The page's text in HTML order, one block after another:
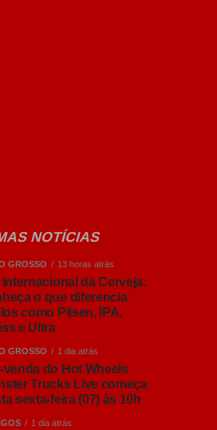
NOTÍCIAS
GROSSO 13 horas atrás
Internacional da Cerveja:
o que diferencia
como Pilsen, IPA,
e Ultra
GROSSO 1 dia atrás
venda do Hot Wheels
Trucks Live começa
sexta-feira (07) às 10h
1 dia atrás